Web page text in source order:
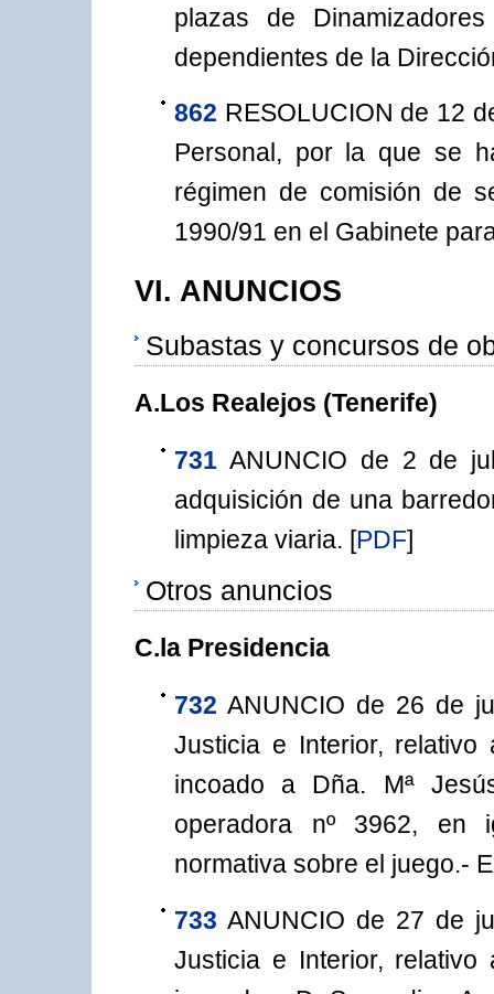
plazas de
dependientes de la
862 RESOLUCION de 12
Personal, por la que se
régimen de comisión de
1990/91 en el Gabinete
VI. ANUNCIOS
Subastas y concursos de
A.Los Realejos (Tenerife)
731 ANUNCIO de 2 de
adquisición de una
limpieza viaria. [PDF]
Otros anuncios
C.la Presidencia
732 ANUNCIO de 26 de
Justicia e Interior, relativo
incoado a Dña. Mª
operadora nº 3962, en
normativa sobre el juego.-
733 ANUNCIO de 27 de
Justicia e Interior, relativo